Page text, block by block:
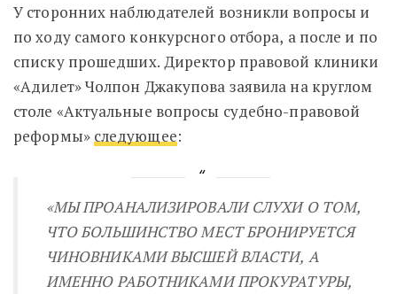
У сторонних наблюдателей возникли вопросы и
по ходу самого конкурсного отбора, а после и по
списку прошедших. Директор правовой клиники
«Адилет» Чолпон Джакупова заявила на круглом
столе «Актуальные вопросы судебно-правовой
реформы» следующее:
«МЫ ПРОАНАЛИЗИРОВАЛИ СЛУХИ О ТОМ,
ЧТО БОЛЬШИНСТВО МЕСТ БРОНИРУЕТСЯ
ЧИНОВНИКАМИ ВЫСШЕЙ ВЛАСТИ, А
ИМЕННО РАБОТНИКАМИ ПРОКУРАТУРЫ,